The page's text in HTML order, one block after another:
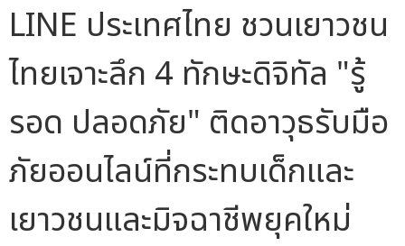
LINE ประเทศไทย ชวนเยาวชน
ไทยเจาะลึก 4 ทักษะดิจิทัล "รู้
รอด ปลอดภัย" ติดอาวุธรับมือ
ภัยออนไลน์ที่กระทบเด็กและ
เยาวชนและมิจฉาชีพยุคใหม่